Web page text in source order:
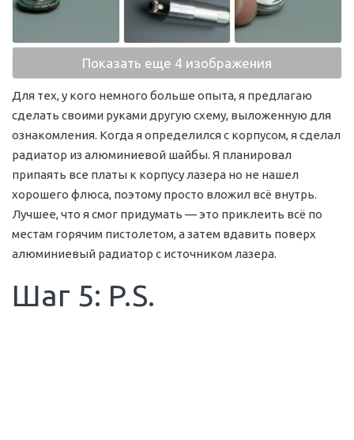
Показать еще 4 изображения
Для тех, у кого немного больше опыта, я предлагаю
сделать своими руками другую схему, выложенную для
ознакомления. Когда я определился с корпусом, я сделал
радиатор из алюминиевой шайбы. Я планировал
припаять все платы к корпусу лазера но не нашел
хорошего флюса, поэтому просто вложил всё внутрь.
Лучшее, что я смог придумать — это приклеить всё по
местам горячим пистолетом, а затем вдавить поверх
алюминиевый радиатор с источником лазера.
Шаг 5: P.S.